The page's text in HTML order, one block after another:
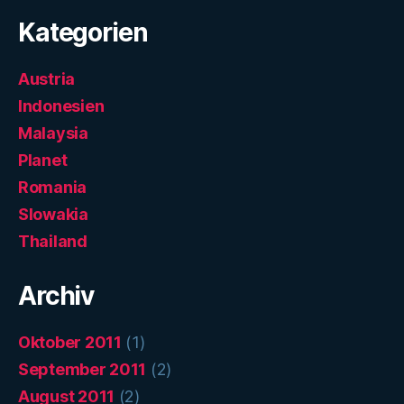
Kategorien
Austria
Indonesien
Malaysia
Planet
Romania
Slowakia
Thailand
Archiv
Oktober 2011 (1)
September 2011 (2)
August 2011 (2)